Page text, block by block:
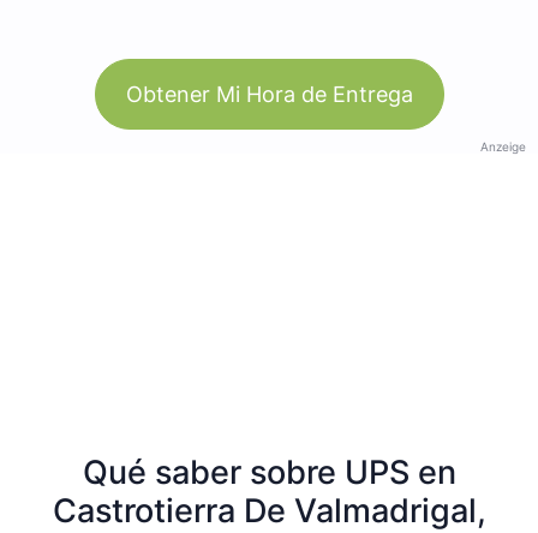
Obtener Mi Hora de Entrega
Anzeige
Qué saber sobre UPS en
Castrotierra De Valmadrigal,